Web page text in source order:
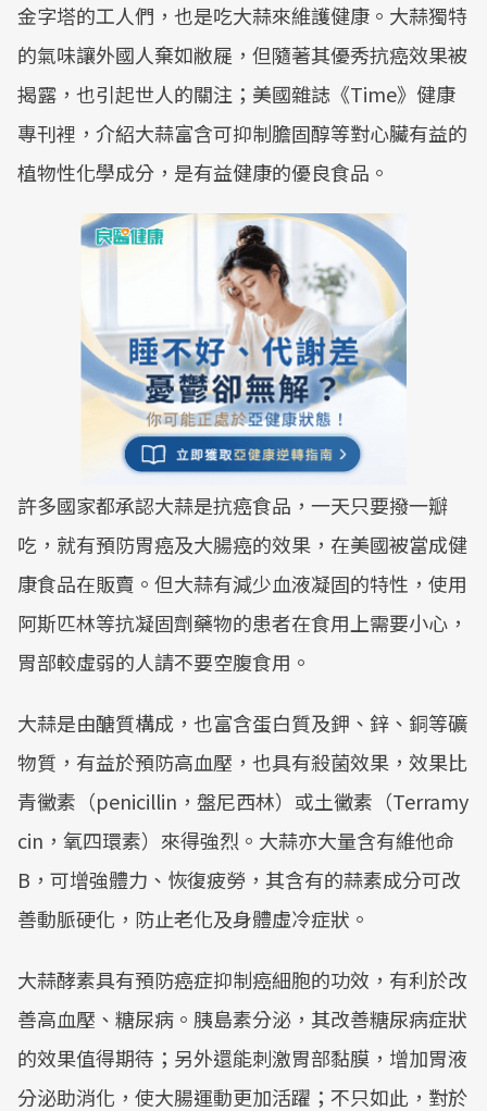
金字塔的工人們，也是吃大蒜來維護健康。大蒜獨特
的氣味讓外國人棄如敝屣，但隨著其優秀抗癌效果被
揭露，也引起世人的關注；美國雜誌《Time》健康
專刊裡，介紹大蒜富含可抑制膽固醇等對心臟有益的
植物性化學成分，是有益健康的優良食品。
許多國家都承認大蒜是抗癌食品，一天只要撥一瓣
吃，就有預防胃癌及大腸癌的效果，在美國被當成健
康食品在販賣。但大蒜有減少血液凝固的特性，使用
阿斯匹林等抗凝固劑藥物的患者在食用上需要小心，
胃部較虛弱的人請不要空腹食用。
大蒜是由醣質構成，也富含蛋白質及鉀、鋅、銅等礦
物質，有益於預防高血壓，也具有殺菌效果，效果比
青黴素（penicillin，盤尼西林）或土黴素（Terramy
cin，氧四環素）來得強烈。大蒜亦大量含有維他命
B，可增強體力、恢復疲勞，其含有的蒜素成分可改
善動脈硬化，防止老化及身體虛冷症狀。
大蒜酵素具有預防癌症抑制癌細胞的功效，有利於改
善高血壓、糖尿病。胰島素分泌，其改善糖尿病症狀
的效果值得期待；另外還能刺激胃部黏膜，增加胃液
分泌助消化，使大腸運動更加活躍；不只如此，對於